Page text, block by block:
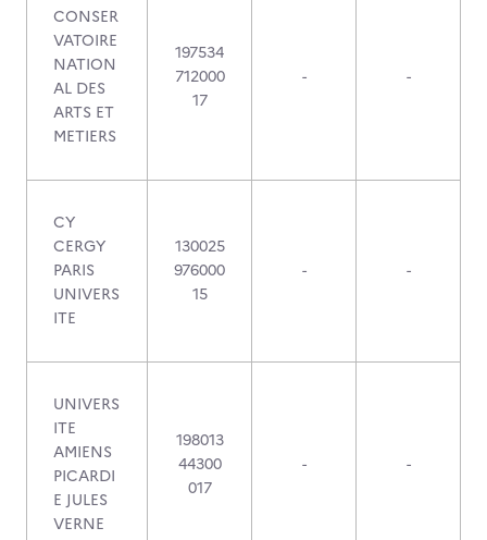
CONSER
VATOIRE
NATION
AL DES
ARTS ET
METIERS
197534
712000
17
- -
CY
CERGY
PARIS
UNIVERS
ITE
130025
976000
15
- -
UNIVERS
ITE
AMIENS
PICARDI
E JULES
VERNE
198013
44300
017
- -